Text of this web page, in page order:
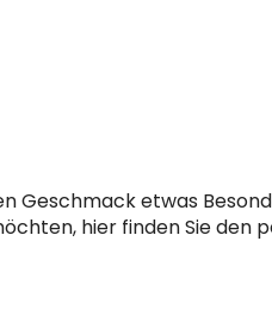
Geschmack etwas
hier finden Sie den